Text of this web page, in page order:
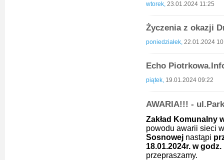
wtorek, 23.01.2024 11:25
Życzenia z okazji
poniedziałek, 22.01.2024
Echo
piątek, 19.01.2024 09:22
AWARIA!!! -
Zakład Komunalny
powodu awarii sieci
Sosnowej nastąpi
18.01.2024r. w godz.
przepraszamy.